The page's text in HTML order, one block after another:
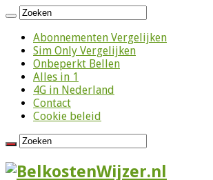
Abonnementen Vergelijken
Sim Only Vergelijken
Onbeperkt Bellen
Alles in 1
4G in Nederland
Contact
Cookie beleid